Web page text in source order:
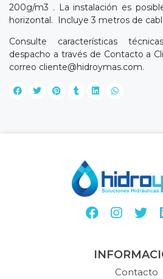
200g/m3 . La instalación es
horizontal. Incluye 3 metros de
Consulte características
despacho a través de Contacto a
correo cliente@hidroymas.com.
Contacto